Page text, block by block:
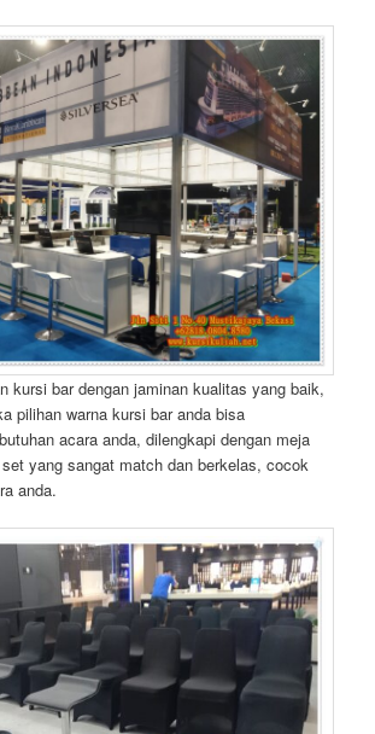
kursi bar dengan jaminan kualitas yang baik,
pilihan warna kursi bar anda bisa
acara anda, dilengkapi dengan meja
yang sangat match dan berkelas, cocok
anda.